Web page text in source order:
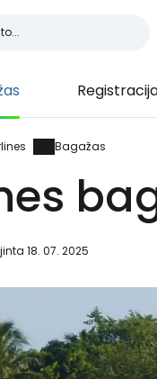
Bagažas
18. 07. 2025